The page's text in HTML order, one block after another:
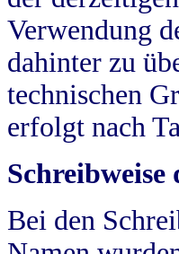
Verwendung
dahinter zu
technischen
erfolgt nach
Schreibweise
Bei den